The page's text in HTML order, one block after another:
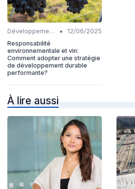
Développement Durable •
12/06/2025
Responsabilité
environnementale et vin:
Comment adopter une stratégie
de développement durable
performante?
À lire aussi